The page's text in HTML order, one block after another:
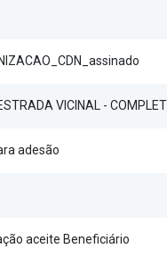
VICINAL -
adesão
aceite Beneficiário